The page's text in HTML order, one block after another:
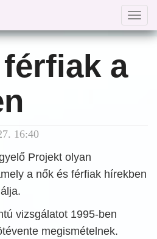
a
16:40
Projekt olyan
a nők és férfiak hírekben
vizsgálatot 1995-ben
megismételnek.